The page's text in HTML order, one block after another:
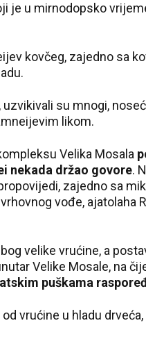
je u mirnodopsko
kovčeg, zajedno sa
su mnogi,
likom.
Velika Mosala
nekada držao govore.
zajedno sa
vođe, ajatolaha
velike vrućine, a
Velike Mosale, na
puškama
vrućine u hladu